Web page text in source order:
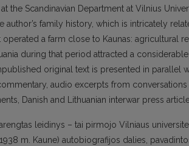
the Scandinavian Department at Vilnius
family history, which is intricately
operated a farm close to Kaunas: agricultural
during that period attracted a
original text is presented in parallel
audio excerpts from conversations
Danish and Lithuanian interwar press
leidinys – tai pirmojo Vilniaus
m. Kaune) autobiografijos dalies,